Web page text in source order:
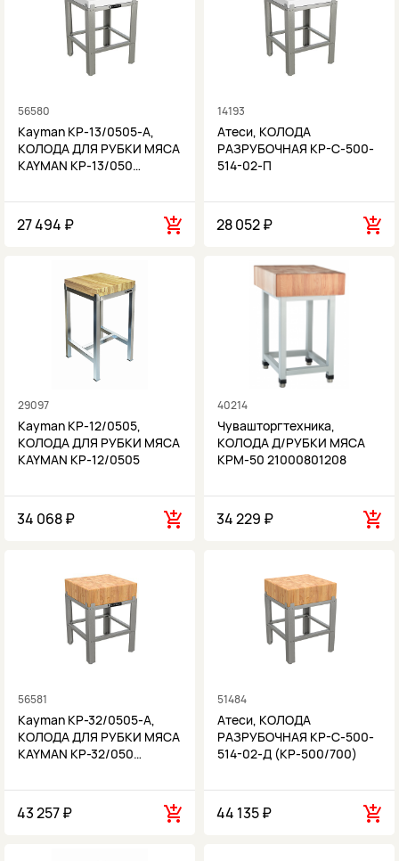
56580
Kayman КР-13/0505-А,
КОЛОДА ДЛЯ РУБКИ МЯСА
KAYMAN КР-13/050…
27 494 ₽
14193
Атеси, КОЛОДА
РАЗРУБОЧНАЯ КР-С-500-
514-02-П
28 052 ₽
29097
Kayman КР-12/0505,
КОЛОДА ДЛЯ РУБКИ МЯСА
KAYMAN КР-12/0505
34 068 ₽
40214
Чувашторгтехника,
КОЛОДА Д/РУБКИ МЯСА
КРМ-50 21000801208
34 229 ₽
56581
Kayman КР-32/0505-А,
КОЛОДА ДЛЯ РУБКИ МЯСА
KAYMAN КР-32/050…
43 257 ₽
51484
Атеси, КОЛОДА
РАЗРУБОЧНАЯ КР-С-500-
514-02-Д (КР-500/700)
44 135 ₽